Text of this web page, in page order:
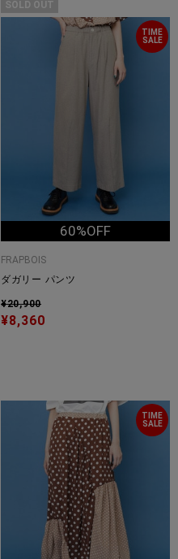
SOLD OUT
TIME
SALE
60%OFF
FRAPBOIS
ダガリー パンツ
¥20,900
¥8,360
TIME
SALE